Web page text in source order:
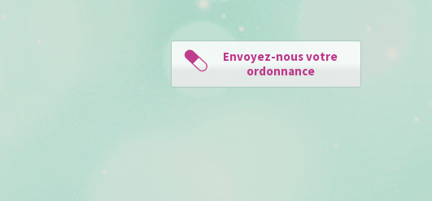
Envoyez-nous votre
ordonnance